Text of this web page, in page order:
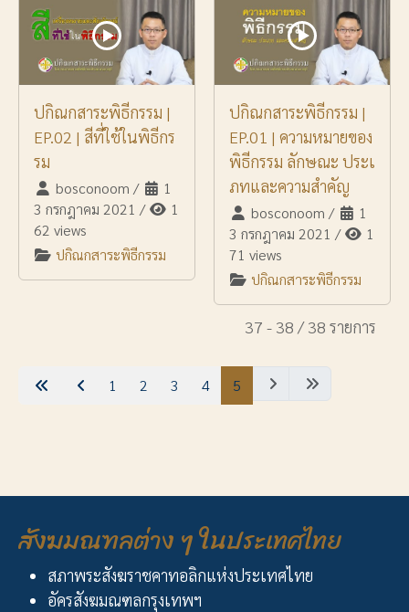
ปกิณกสาระพิธีกรรม |
EP.02 | สีที่ใช้ในพิธีกร
รม
bosconoom /
1
3 กรกฎาคม 2021 /
1
62 views
ปกิณกสาระพิธีกรรม
ปกิณกสาระพิธีกรรม |
EP.01 | ความหมายของ
พิธีกรรม ลักษณะ ประเ
ภทและความสำคัญ
bosconoom /
1
3 กรกฎาคม 2021 /
1
71 views
ปกิณกสาระพิธีกรรม
37 - 38 / 38 รายการ
1 2 3 4 5
สังฆมณฑลต่าง ๆ ในประเทศไทย
สภาพระสังฆราชคาทอลิกแห่งประเทศไทย
อัครสังฆมณฑลกรุงเทพฯ